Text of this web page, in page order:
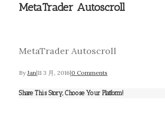
MetaTrader Autoscroll
MetaTrader Autoscroll
ByJan|11 3 月, 2016|0 Comments
Share This Story, Choose Your Platform!